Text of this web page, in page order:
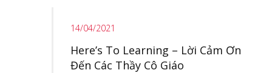
14/04/2021
Here’s To Learning – Lời Cảm Ơn
Đến Các Thầy Cô Giáo